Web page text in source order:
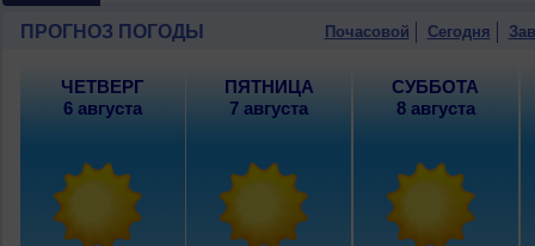
ПРОГНОЗ ПОГОДЫ Почасовой Сегодня
ЧЕТВЕРГ
6 августа
ПЯТНИЦА
7 августа
СУББОТА
8 августа